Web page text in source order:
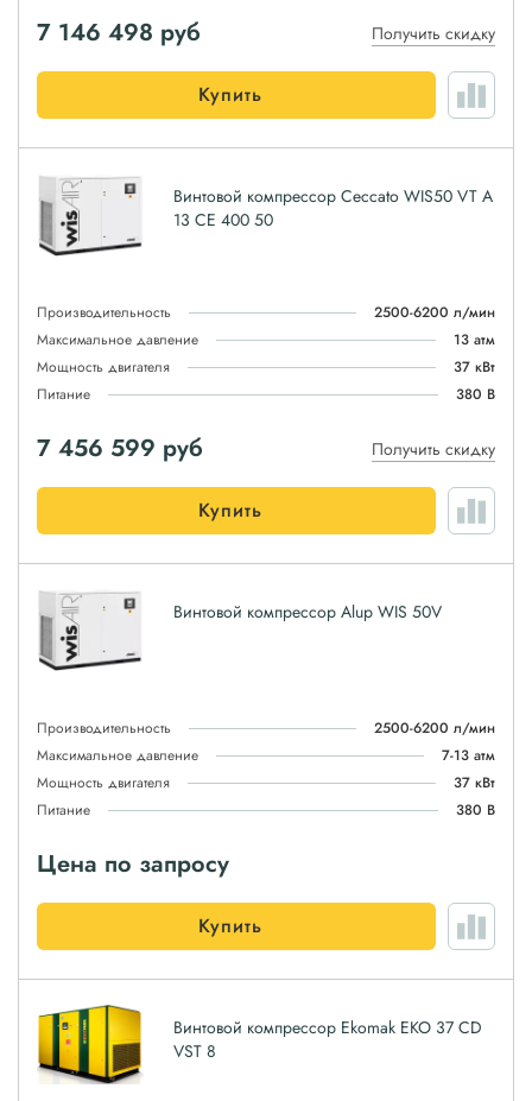
7 146 498 руб Получить скидку
Купить
Винтовой компрессор Ceccato WIS50 VT A
13 CE 400 50
Производительность
2500-6200 л/мин
Максимальное давление
13 атм
Мощность двигателя
37 кВт
Питание
380 В
7 456 599 руб Получить скидку
Купить
Винтовой компрессор Alup WIS 50V
Производительность
2500-6200 л/мин
Максимальное давление
7-13 атм
Мощность двигателя
37 кВт
Питание
380 В
Цена по запросу
Купить
Винтовой компрессор Ekomak EKO 37 CD
VST 8